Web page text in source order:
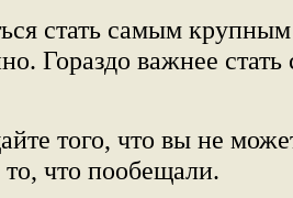
стать самым
Гораздо важнее
того, что вы не
что пообещали.